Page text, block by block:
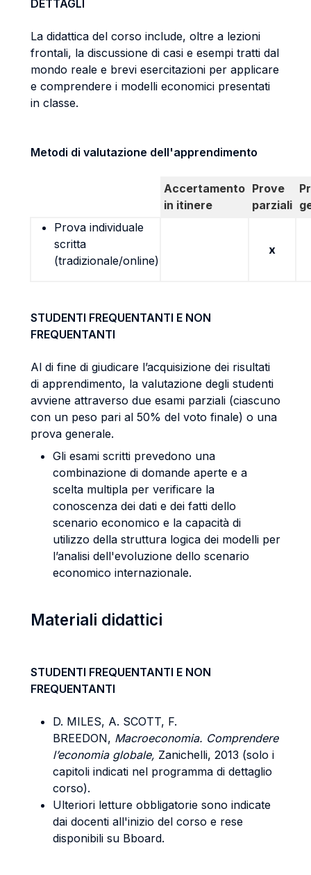
DETTAGLI
La didattica del corso include, oltre a lezioni
frontali, la discussione di casi e esempi tratti dal
mondo reale e brevi esercitazioni per applicare
e comprendere i modelli economici presentati
in classe.
Metodi di valutazione dell'apprendimento
Accertamento
in itinere
Prove
parziali
Prova individuale
scritta
(tradizionale/online)
x
STUDENTI FREQUENTANTI E NON
FREQUENTANTI
Al di fine di giudicare l’acquisizione dei risultati
di apprendimento, la valutazione degli studenti
avviene attraverso due esami parziali (ciascuno
con un peso pari al 50% del voto finale) o una
prova generale.
Gli esami scritti prevedono una
combinazione di domande aperte e a
scelta multipla per verificare la
conoscenza dei dati e dei fatti dello
scenario economico e la capacità di
utilizzo della struttura logica dei modelli per
l’analisi dell'evoluzione dello scenario
economico internazionale.
Materiali didattici
STUDENTI FREQUENTANTI E NON
FREQUENTANTI
D. MILES, A. SCOTT, F.
BREEDON, Macroeconomia. Comprendere
l’economia globale, Zanichelli, 2013 (solo i
capitoli indicati nel programma di dettaglio
corso).
Ulteriori letture obbligatorie sono indicate
dai docenti all'inizio del corso e rese
disponibili su Bboard.